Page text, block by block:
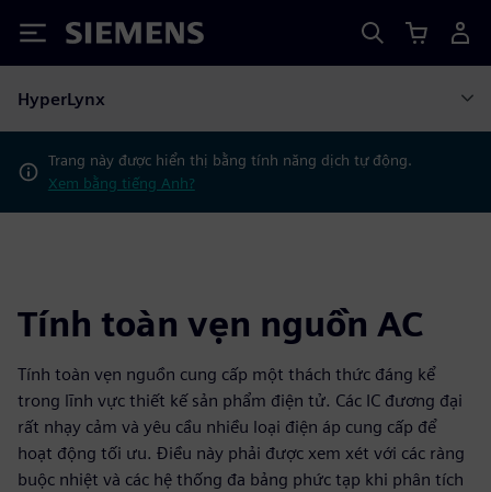
Siemens
HyperLynx
Trang này được hiển thị bằng tính năng dịch tự động.
Xem bằng tiếng Anh?
Tính toàn vẹn nguồn AC
Tính toàn vẹn nguồn cung cấp một thách thức đáng kể
trong lĩnh vực thiết kế sản phẩm điện tử. Các IC đương đại
rất nhạy cảm và yêu cầu nhiều loại điện áp cung cấp để
hoạt động tối ưu. Điều này phải được xem xét với các ràng
buộc nhiệt và các hệ thống đa bảng phức tạp khi phân tích